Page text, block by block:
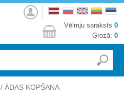
Autorizēties
Vēlmju saraksts 0
Grozā: 0
/ ĀDAS KOPŠANA